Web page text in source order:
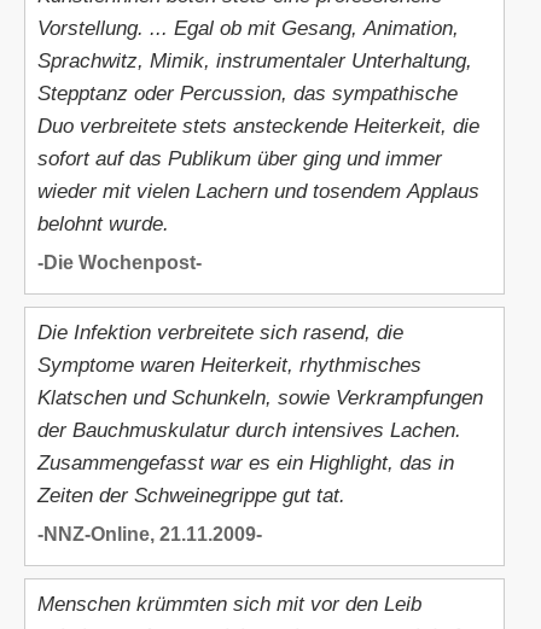
Vorstellung. ... Egal ob mit Gesang, Animation,
Sprachwitz, Mimik, instrumentaler Unterhaltung,
Stepptanz oder Percussion, das sympathische
Duo verbreitete stets ansteckende Heiterkeit, die
sofort auf das Publikum über ging und immer
wieder mit vielen Lachern und tosendem Applaus
belohnt wurde.
-Die Wochenpost-
Die Infektion verbreitete sich rasend, die
Symptome waren Heiterkeit, rhythmisches
Klatschen und Schunkeln, sowie Verkrampfungen
der Bauchmuskulatur durch intensives Lachen.
Zusammengefasst war es ein Highlight, das in
Zeiten der Schweinegrippe gut tat.
-NNZ-Online, 21.11.2009-
Menschen krümmten sich mit vor den Leib